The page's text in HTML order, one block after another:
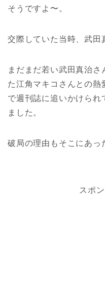
そうですよ〜。
交際していた当時、武田
まだまだ若い武田真治さ
た江角マキコさんとの熱
で週刊誌に追いかけられ
ました。
破局の理由もそこにあっ
スポ